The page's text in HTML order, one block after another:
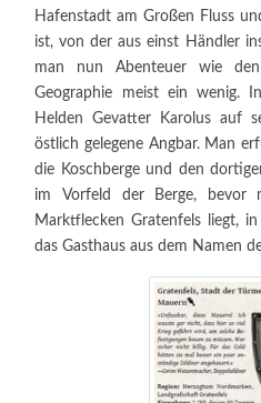
Hafenstadt am Großen Fluss
ist, von der aus einst Händler
man nun Abenteuer wie
Geographie meist ein wenig.
Helden Gevatter Karolus auf
östlich gelegene Angbar. Man
die Koschberge und den
im Vorfeld der Berge, bevor
Marktflecken Gratenfels liegt,
das Gasthaus aus dem Namen